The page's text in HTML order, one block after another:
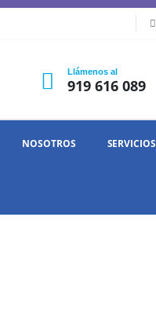
Llámenos al
919 616 089
NOSOTROS SERVICIOS